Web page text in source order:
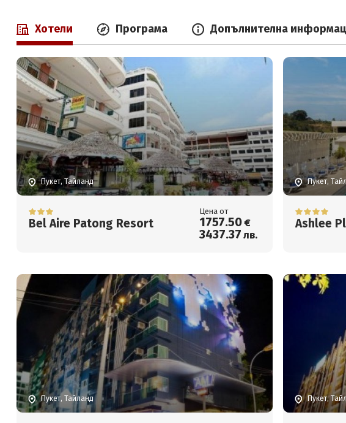
Хотели Програма Допълнителна
Пукет, Тайланд
Bel Aire Patong Resort
Цена от
1757.50€
3437.37лв.
Пукет,
Ashlee
Пукет, Тайланд Пукет,